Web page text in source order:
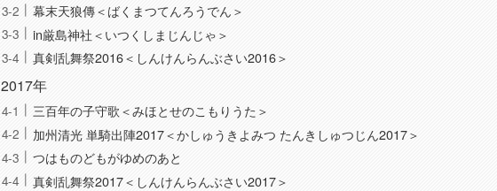
幕末天狼傳＜ばくまつてんろうでん＞
in厳島神社＜いつくしまじんじゃ＞
真剣乱舞祭2016＜しんけんらんぶさい2016＞
2017年
三百年の子守歌＜みほとせのこもりうた＞
加州清光 単騎出陣2017＜かしゅうきよみつ たんきしゅつじん2017＞
つはものどもがゆめのあと
真剣乱舞祭2017＜しんけんらんぶさい2017＞